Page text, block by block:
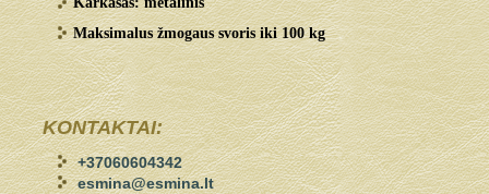
Maksimalus žmogaus svoris iki 100 kg
KONTAKTAI:
+37060604342
esmina@esmina.lt